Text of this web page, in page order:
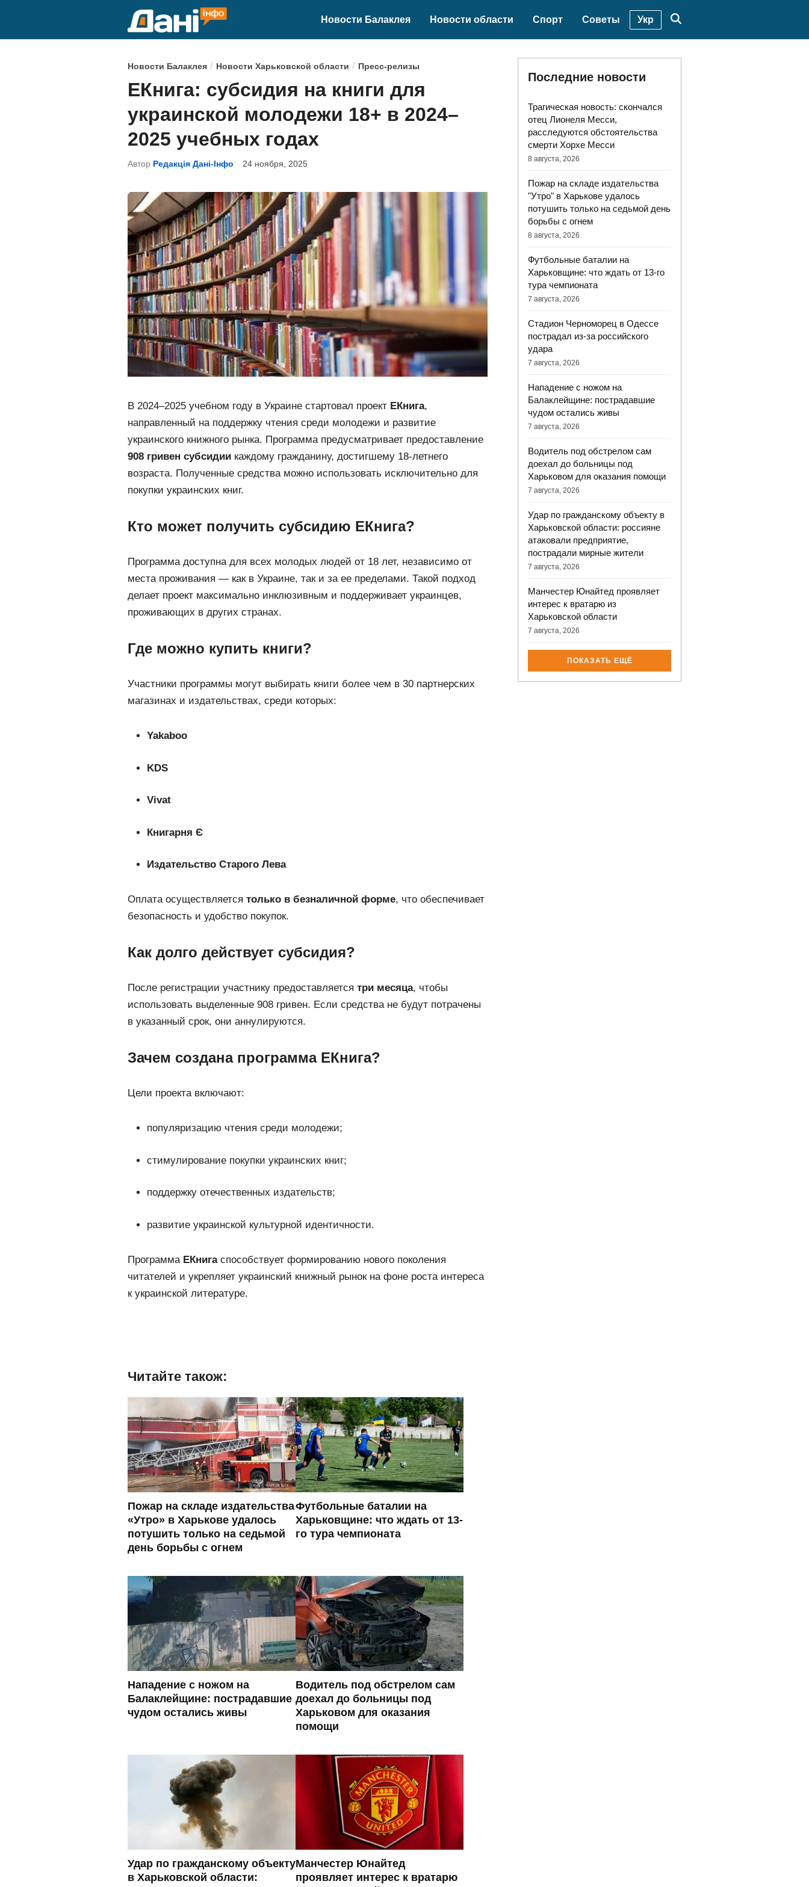
Новости Балаклея Новости области Спорт Советы Укр
О
п
у
б
л
и
к
а
н
о
в
Новости Балаклея / Новости Харьковской области / Пресс-релизы
ЕКнига: субсидия на книги для
украинской молодежи 18+ в 2024–
2025 учебных годах
Автор Редакція Дані-Інфо 24 ноября, 2025
В 2024–2025 учебном году в Украине стартовал проект ЕКнига,
направленный на поддержку чтения среди молодежи и развитие
украинского книжного рынка. Программа предусматривает предоставление
908 гривен субсидии каждому гражданину, достигшему 18-летнего
возраста. Полученные средства можно использовать исключительно для
покупки украинских книг.
Кто может получить субсидию ЕКнига?
Программа доступна для всех молодых людей от 18 лет, независимо от
места проживания — как в Украине, так и за ее пределами. Такой подход
делает проект максимально инклюзивным и поддерживает украинцев,
проживающих в других странах.
Где можно купить книги?
Участники программы могут выбирать книги более чем в 30 партнерских
магазинах и издательствах, среди которых:
Yakaboo
KDS
Vivat
Книгарня Є
Издательство Старого Лева
Оплата осуществляется только в безналичной форме, что обеспечивает
безопасность и удобство покупок.
Как долго действует субсидия?
После регистрации участнику предоставляется три месяца, чтобы
использовать выделенные 908 гривен. Если средства не будут потрачены
в указанный срок, они аннулируются.
Зачем создана программа ЕКнига?
Цели проекта включают:
популяризацию чтения среди молодежи;
стимулирование покупки украинских книг;
поддержку отечественных издательств;
развитие украинской культурной идентичности.
Программа ЕКнигаспособствует формированию нового поколения
читателей и укрепляет украинский книжный рынок на фоне роста интереса
к украинской литературе.
Читайте також:
Пожар на складе издательства
«Утро» в Харькове удалось
потушить только на седьмой
день борьбы с огнем
Футбольные баталии на
Харьковщине: что ждать от 13-
го тура чемпионата
Нападение с ножом на
Балаклейщине: пострадавшие
чудом остались живы
Водитель под обстрелом сам
доехал до больницы под
Харьковом для оказания
помощи
Удар по гражданскому объекту
в Харьковской области:
Манчестер Юнайтед
проявляет интерес к вратарю
Последние новости
Трагическая новость: скончался
отец Лионеля Месси,
расследуются обстоятельства
смерти Хорхе Месси
8 августа, 2026
Пожар на складе издательства
"Утро" в Харькове удалось
потушить только на седьмой день
борьбы с огнем
8 августа, 2026
Футбольные баталии на
Харьковщине: что ждать от 13-го
тура чемпионата
7 августа, 2026
Стадион Черноморец в Одессе
пострадал из-за российского
удара
7 августа, 2026
Нападение с ножом на
Балаклейщине: пострадавшие
чудом остались живы
7 августа, 2026
Водитель под обстрелом сам
доехал до больницы под
Харьковом для оказания помощи
7 августа, 2026
Удар по гражданскому объекту в
Харьковской области: россияне
атаковали предприятие,
пострадали мирные жители
7 августа, 2026
Манчестер Юнайтед проявляет
интерес к вратарю из
Харьковской области
7 августа, 2026
ПОКАЗАТЬ ЕЩЁ